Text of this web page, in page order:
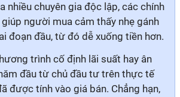
nhiều chuyên gia độc lập, các chính
người mua cảm thấy nhẹ gánh
đoạn đầu, từ đó dễ xuống tiền hơn.
trình cố định lãi suất hay ân
đầu từ chủ đầu tư trên thực tế
được tính vào giá bán. Chẳng hạn,